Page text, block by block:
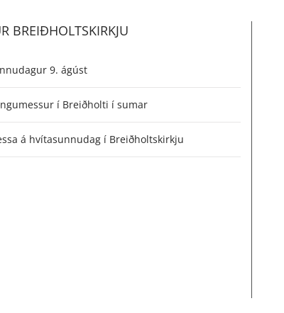
BREIÐHOLTSKIRKJU
9. ágúst
í Breiðholti í sumar
á hvítasunnudag í Breiðholtskirkju